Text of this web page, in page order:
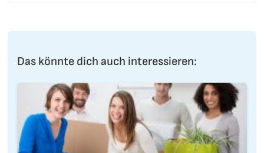
Das könnte dich auch interessieren: